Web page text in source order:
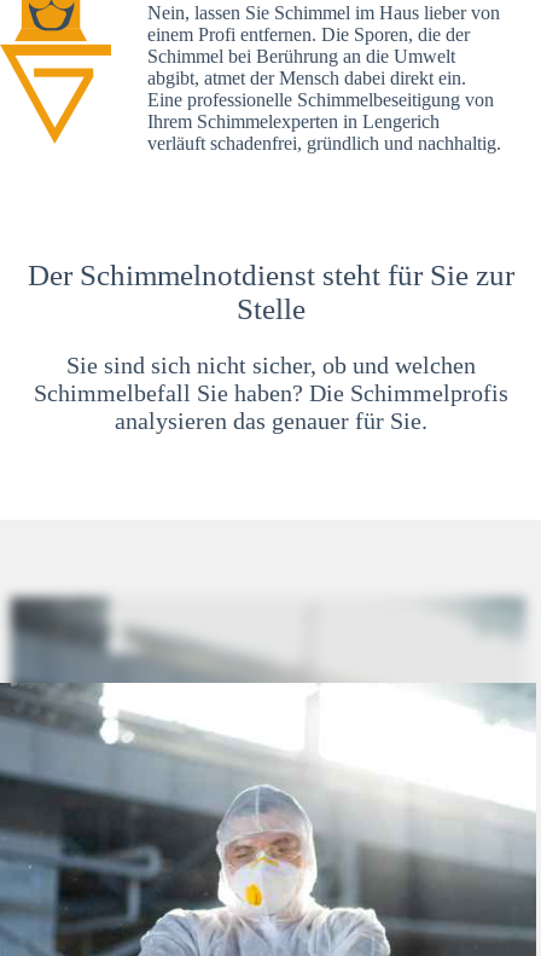
Nein, lassen Sie Schimmel im Haus lieber von
einem Profi entfernen. Die Sporen, die der
Schimmel bei Berührung an die Umwelt
abgibt, atmet der Mensch dabei direkt ein.
Eine professionelle Schimmelbeseitigung von
Ihrem Schimmelexperten in Lengerich
verläuft schadenfrei, gründlich und nachhaltig.
Der Schimmelnotdienst steht für Sie zur
Stelle
Sie sind sich nicht sicher, ob und welchen
Schimmelbefall Sie haben? Die Schimmelprofis
analysieren das genauer für Sie.